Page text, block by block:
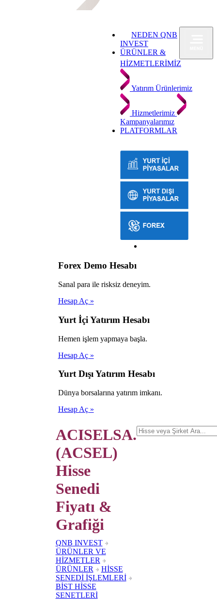
NEDEN QNB
INVEST
ÜRÜNLER &
HİZMETLERİMİZ
Yatırım Ürünlerimiz
Hizmetlerimiz
Kampanyalarımız
PLATFORMLAR
Forex Demo Hesabı
Sanal para ile risksiz deneyim.
Hesap Aç »
Yurt İçi Yatırım Hesabı
Hemen işlem yapmaya başla.
Hesap Aç »
Yurt Dışı Yatırım Hesabı
Dünya borsalarına yatırım imkanı.
Hesap Aç »
ACISELSA.
(ACSEL)
Hisse
Senedi
Fiyatı &
Grafiği
QNB INVEST
ÜRÜNLER VE
HİZMETLER
ÜRÜNLER
HİSSE
SENEDİ İŞLEMLERİ
BİST HİSSE
SENETLERİ